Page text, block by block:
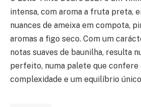
intensa, com aroma a fruta preta,
nuances de ameixa em compota,
aromas a figo seco. Com um
notas suaves de baunilha, resulta
perfeito, numa palete que confere
complexidade e um equilíbrio